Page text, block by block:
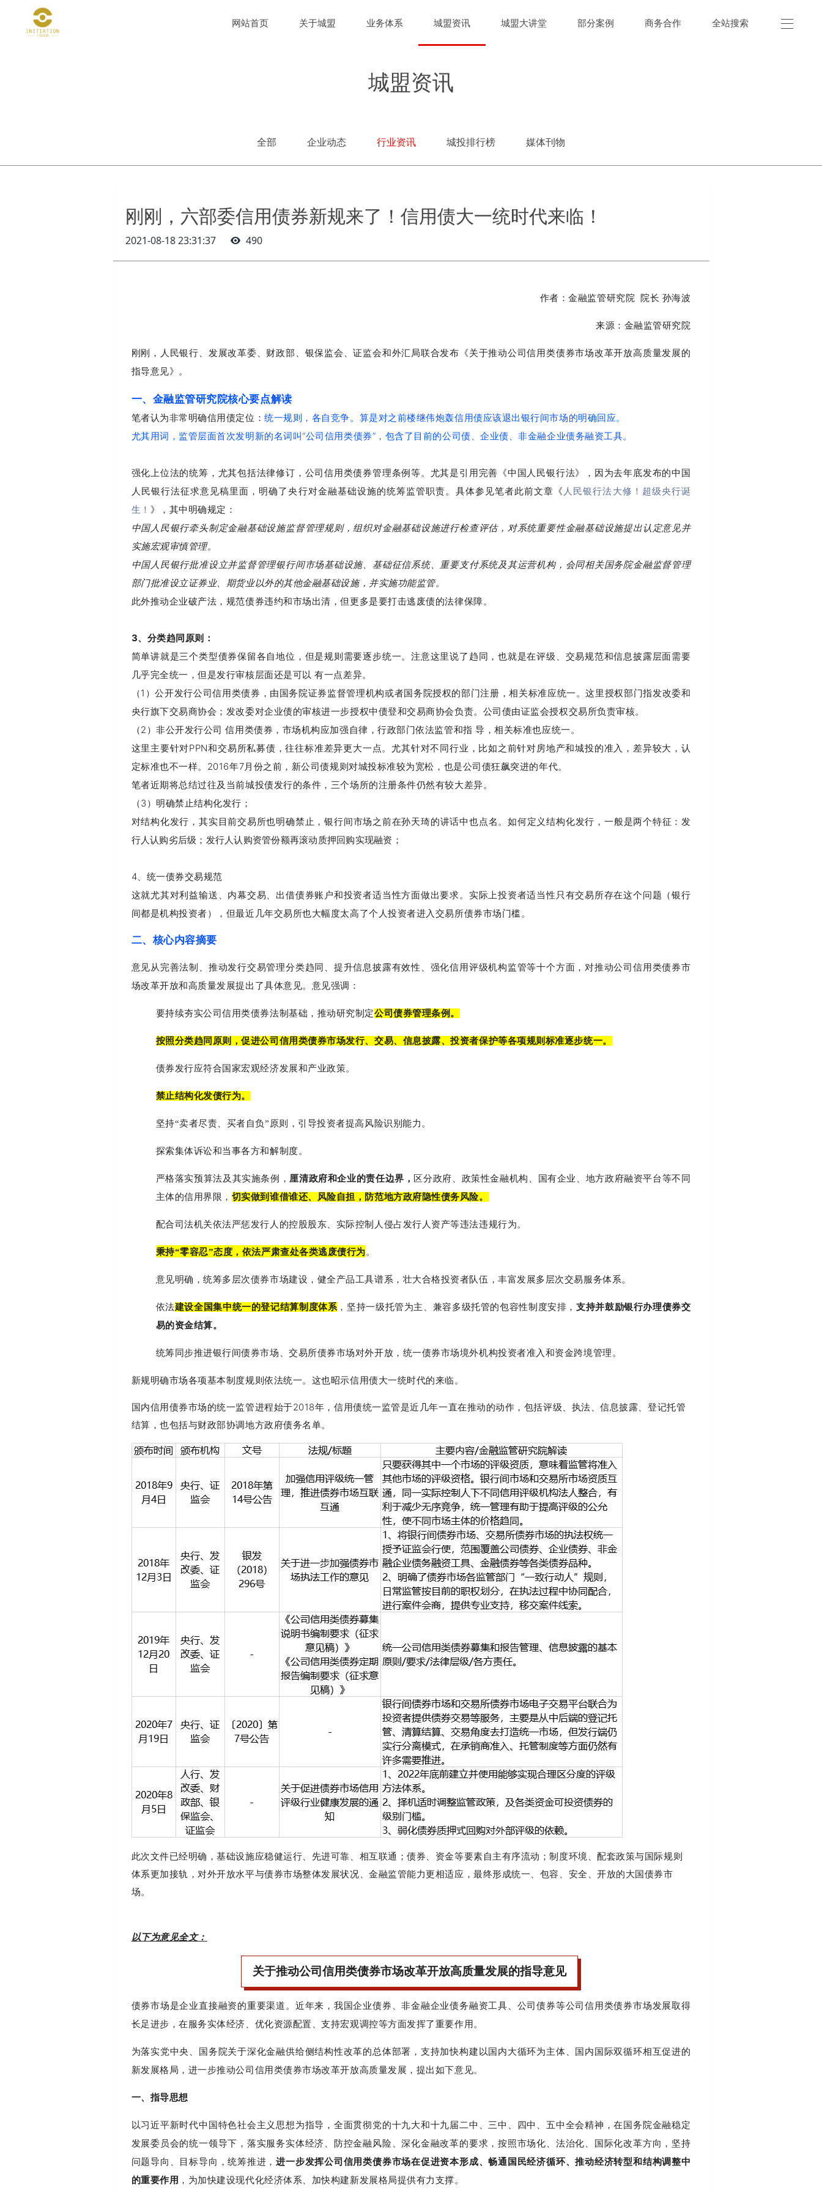
网站首页 关于城盟 业务体系 城盟资讯 城盟大讲堂 部分案例 商务合作 全站搜索
城盟资讯
全部 企业动态 行业资讯 城投排行榜 媒体刊物
刚刚，六部委信用债券新规来了！信用债大一统时代来临！
2021-08-18 23:31:37 490
作者：金融监管研究院 院长 孙海波
来源：金融监管研究院
刚刚，人民银行、发展改革委、财政部、银保监会、证监会和外汇局联合发布《关于推动公司信用类债券市场改革开放高质量发展的
指导意见》。
一、金融监管研究院核心要点解读
笔者认为非常明确信用债定位：统一规则，各自竞争。算是对之前楼继伟炮轰信用债应该退出银行间市场的明确回应。
尤其用词，监管层面首次发明新的名词叫“公司信用类债券”，包含了目前的公司债、企业债、非金融企业债务融资工具。
强化上位法的统筹，尤其包括法律修订，公司信用类债券管理条例等。尤其是引用完善《中国人民银行法》，因为去年底发布的中国
人民银行法征求意见稿里面，明确了央行对金融基础设施的统筹监管职责。具体参见笔者此前文章《 人民银行法大修！超级央行诞
生！ 》，其中明确规定：
中国人民银行牵头制定金融基础设施监督管理规则，组织对金融基础设施进行检查评估，对系统重要性金融基础设施提出认定意见并
实施宏观审慎管理。
中国人民银行批准设立并监督管理银行间市场基础设施、基础征信系统、重要支付系统及其运营机构，会同相关国务院金融监督管理
部门批准设立证券业、期货业以外的其他金融基础设施，并实施功能监管。
此外推动企业破产法，规范债券违约和市场出清，但更多是要打击逃废债的法律保障。
3、分类趋同原则：
简单讲就是三个类型债券保留各自地位，但是规则需要逐步统一。注意这里说了趋同，也就是在评级、交易规范和信息披露层面需要
几乎完全统一，但是发行审核层面还是可以 有一点差异。
（1）公开发行公司信用类债券，由国务院证券监督管理机构或者国务院授权的部门注册，相关标准应统一。这里授权部门指发改委和
央行旗下交易商协会；发改委对企业债的审核进一步授权中债登和交易商协会负责。公司债由证监会授权交易所负责审核。
（2）非公开发行公司 信用类债券，市场机构应加强自律，行政部门依法监管和指 导，相关标准也应统一。
这里主要针对PPN和交易所私募债，往往标准差异更大一点。尤其针对不同行业，比如之前针对房地产和城投的准入，差异较大，认
定标准也不一样。2016年7月份之前，新公司债规则对城投标准较为宽松，也是公司债狂飙突进的年代。
笔者近期将总结过往及当前城投债发行的条件，三个场所的注册条件仍然有较大差异。
（3）明确禁止结构化发行；
对结构化发行，其实目前交易所也明确禁止，银行间市场之前在孙天琦的讲话中也点名。如何定义结构化发行，一般是两个特征：发
行人认购劣后级；发行人认购资管份额再滚动质押回购实现融资；
4、统一债券交易规范
这就尤其对利益输送、内幕交易、出借债券账户和投资者适当性方面做出要求。实际上投资者适当性只有交易所存在这个问题（银行
间都是机构投资者），但最近几年交易所也大幅度太高了个人投资者进入交易所债券市场门槛。
二、核心内容摘要
意见从完善法制、推动发行交易管理分类趋同、提升信息披露有效性、强化信用评级机构监管等十个方面，对推动公司信用类债券市
场改革开放和高质量发展提出了具体意见。 意见强调：
要持续夯实公司信用类债券法制基础，推动研究制定公司债券管理条例。
按照分类趋同原则，促进公司信用类债券市场发行、交易、信息披露、投资者保护等各项规则标准逐步统一。
债券发行应符合国家宏观经济发展和产业政策。
禁止结构化发债行为。
坚持“卖者尽责、买者自负”原则，引导投资者提高风险识别能力。
探索集体诉讼和当事各方和解制度。
严格落实预算法及其实施条例， 厘清政府和企业的责任边界， 区分政府、政策性金融机构、国有企业、地方政府融资平台等不同
主体的信用界限， 切实做到谁借谁还、风险自担，防范地方政府隐性债务风险。
配合司法机关依法严惩发行人的控股股东、实际控制人侵占发行人资产等违法违规行为。
秉持“零容忍”态度，依法严肃查处各类逃废债行为。
意见明确，统筹多层次债券市场建设，健全产品工具谱系，壮大合格投资者队伍，丰富发展多层次交易服务体系。
依法建设全国集中统一的登记结算制度体系 ，坚持一级托管为主、兼容多级托管的包容性制度安排，支持并鼓励银行办理债券交
易的资金结算。
统筹同步推进银行间债券市场、交易所债券市场对外开放，统一债券市场境外机构投资者准入和资金跨境管理。
新规明确市场各项基本制度规则依法统一。这也昭示信用债大一统时代的来临。
国内信用债券市场的统一监管进程始于2018年，信用债统一监管是近几年一直在推动的动作，包括评级、执法、信息披露、登记托管
结算，也包括与财政部协调地方政府债务名单。
此次文件已经明确，基础设施应稳健运行、先进可靠、相互联通；债券、资金等要素自主有序流动；制度环境、配套政策与国际规则
体系更加接轨，对外开放水平与债券市场整体发展状况、金融监管能力更相适应，最终形成统一、包容、安全、开放的大国债券市
场。
以下为意见全文：
关于推动公司信用类债券市场改革开放高质量发展的指导意见
债券市场是企业直接融资的重要渠道。近年来，我国企业债券、非金融企业债务融资工具、公司债券等公司信用类债券市场发展取得
长足进步，在服务实体经济、优化资源配置、支持宏观调控等方面发挥了重要作用。
为落实党中央、国务院关于深化金融供给侧结构性改革的总体部署，支持加快构建以国内大循环为主体、国内国际双循环相互促进的
新发展格局，进一步推动公司信用类债券市场改革开放高质量发展，提出如下意见。
一、指导思想
以习近平新时代中国特色社会主义思想为指导，全面贯彻党的十九大和十九届二中、三中、四中、五中全会精神，在国务院金融稳定
发展委员会的统一领导下，落实服务实体经济、防控金融风险、深化金融改革的要求，按照市场化、法治化、国际化改革方向，坚持
问题导向、目标导向，统筹推进，进一步发挥公司信用类债券市场在促进资本形成、畅通国民经济循环、推动经济转型和结构调整中
的重要作用 ，为加快建设现代化经济体系、加快构建新发展格局提供有力支撑。